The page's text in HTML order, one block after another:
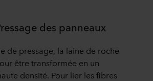
des panneaux
de pressage, la laine de roche
être transformée en un
densité. Pour lier les fibres